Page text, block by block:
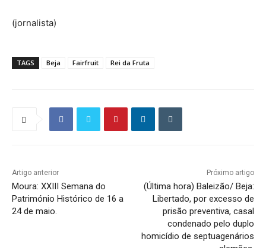
(jornalista)
TAGS Beja Fairfruit Rei da Fruta
Artigo anterior
Moura: XXIII Semana do
Património Histórico de 16 a
24 de maio.
Próximo artigo
(Última hora) Baleizão/ Beja:
Libertado, por excesso de
prisão preventiva, casal
condenado pelo duplo
homicídio de septuagenários